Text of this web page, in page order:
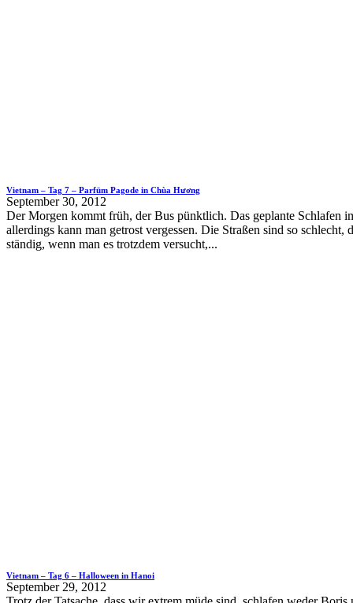
Vietnam – Tag 7 – Parfüm Pagode in Chùa Hương
September 30, 2012
Der Morgen kommt früh, der Bus pünktlich. Das geplante Schlafen
allerdings kann man getrost vergessen. Die Straßen sind so schlecht,
ständig, wenn man es trotzdem versucht,...
Vietnam – Tag 6 – Halloween in Hanoi
September 29, 2012